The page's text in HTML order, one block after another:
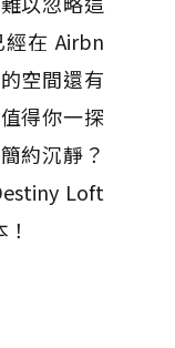
在 Airbn
空間還有
得你一探
約沉靜？
Loft